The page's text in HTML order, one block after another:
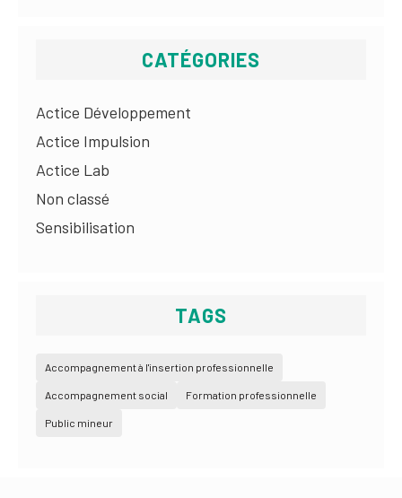
CATÉGORIES
Actice Développement
Actice Impulsion
Actice Lab
Non classé
Sensibilisation
TAGS
Accompagnement à l'insertion professionnelle
Accompagnement social Formation professionnelle
Public mineur